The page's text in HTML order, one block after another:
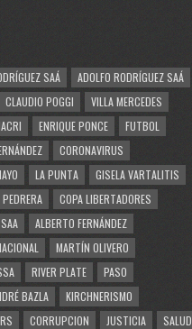
SAÁ
ADOLFO RODRÍGUEZ SAÁ
CLAUDIO POGGI
VILLA MERCEDES
ENRIQUE PONCE
FUTBOL
CORONAVIRUS
LA PUNTA
GISELA VARTALITIS
COPA LIBERTADORES
ALBERTO FERNÁNDEZ
MARTÍN OLIVERO
RIVER PLATE
PASO
BAZLA
KIRCHNERISMO
CORRUPCION JUSTICIA SALUD